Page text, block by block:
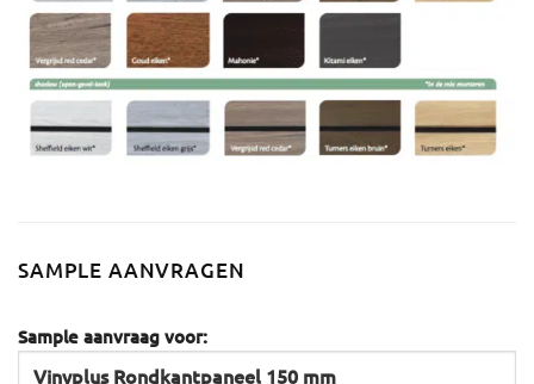
SAMPLE AANVRAGEN
Sample aanvraag voor: